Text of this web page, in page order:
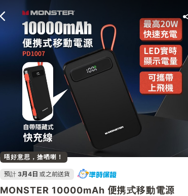
唔好意思，搶哂喇！
預計 3月4日 或之前送貨
MONSTER 10000mAh 便携式移動電源